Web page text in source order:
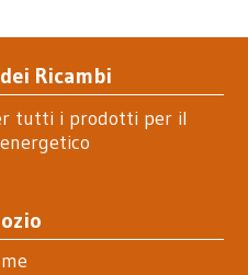
Ricambi
tutti i prodotti per il